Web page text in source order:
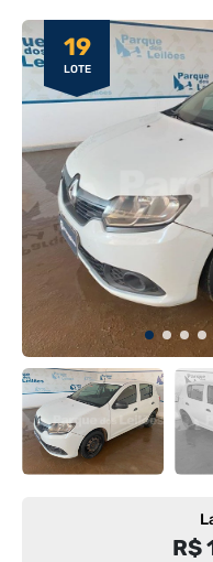
19
LOTE
R$